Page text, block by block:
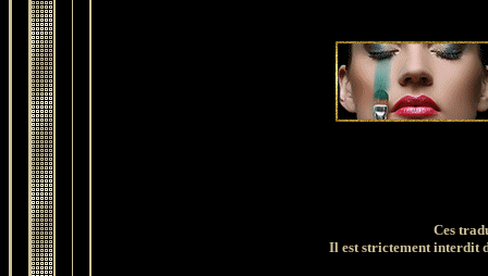
Ces
Il est strictement interdit